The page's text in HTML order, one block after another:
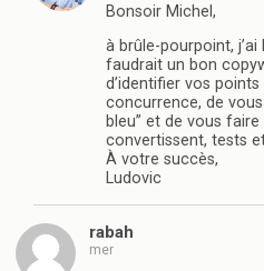
Bonsoir Michel,
à brûle-pourpoint, j’ai
faudrait un bon
d’identifier vos
concurrence, de
bleu” et de vous
convertissent, tests
À votre succès,
Ludovic
rabah
mer